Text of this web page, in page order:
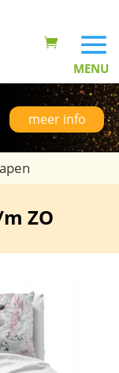
meer info
ZO